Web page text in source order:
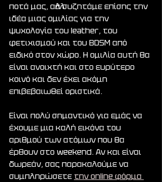
ποτά μας, αλλά συζητάμε επίσης την
ιδέα μιας ομιλίας για την
ψυχολογία του leather, του
φετιχισμού και του BDSM από
ειδικό στον χώρο. Η ομιλία αυτή θα
είναι ανοιχτή και στο ευρύτερο
κοινό και δεν έχει ακόμη
επιβεβαιωθεί οριστικά.
Είναι πολύ σημαντικό για εμάς να
έχουμε μια καλή εικόνα του
αριθμού των ατόμων που θα
έρθουν στο weekend. Αν και είναι
δωρεάν, σας παρακαλούμε να
συμπληρώσετε την online φόρμα